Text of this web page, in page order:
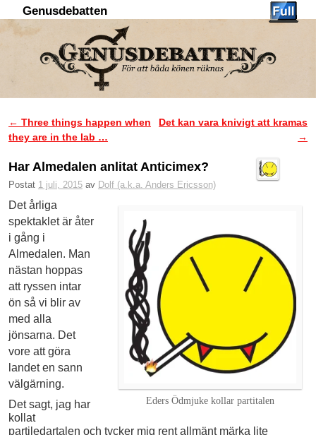
Genusdebatten
Inläggsnavigering
← Three things happen when
they are in the lab …
Det kan vara knivigt att kramas
→
Har Almedalen anlitat Anticimex?
Postat 1 juli, 2015 av Dolf (a.k.a. Anders Ericsson)
Eders Ödmjuke kollar partitalen
Det årliga
spektaklet är åter
i gång i
Almedalen. Man
nästan hoppas
att ryssen intar
ön så vi blir av
med alla
jönsarna. Det
vore att göra
landet en sann
välgärning.
Det sagt, jag har
kollat
partiledartalen och tycker mig rent allmänt märka lite